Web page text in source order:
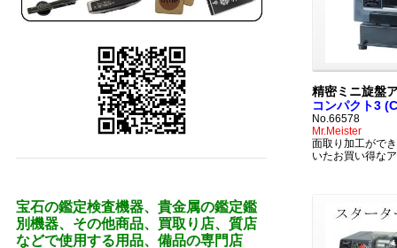
精密ミニ旋盤
コンパクト3
No.66578
Mr.Meister
面取り加工がで
いたお買い得な
宝石の鑑定検査機器、貴金属の鑑定鑑
別機器、その他商品、買取り店、質店
などで使用する用品、備品の専門店